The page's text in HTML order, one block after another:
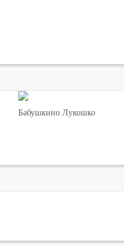
Бабушкино Лукошко